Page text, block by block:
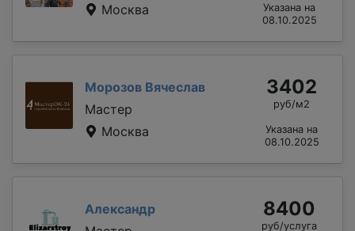
Москва
Указана на
08.10.2025
Морозов Вячеслав
Мастер
Москва
3402
руб/м2
Указана на
08.10.2025
Александр
8400
руб/услуга